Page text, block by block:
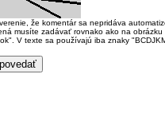
že komentár sa nepridáva
musíte zadávať rovnako ako na
V texte sa používajú iba znaky